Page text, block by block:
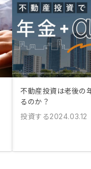
不動産投資は老後の
るのか？
投資する2024.03.12